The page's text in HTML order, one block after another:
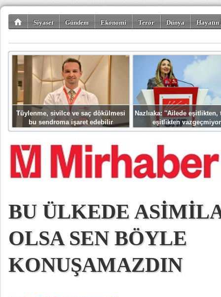
Siyaset Gündem Ekonomi Terör Dünya
Tüylenme, sivilce ve saç dökülmesi
bu sendroma işaret edebilir
Nazlıaka: ''Ailede eşitlikten,
eşitlikten
BU ÜLKEDE
OLSA SEN BÖYLE
KONUŞAMAZDIN